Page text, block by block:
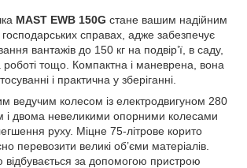
MAST EWB 150G стане вашим надійним
господарських справах, адже забезпечує
вантажів до 150 кг на подвір’ї, в саду,
роботі тощо. Компактна і маневрена, вона
і практична у зберіганні.
ведучим колесом із електродвигуном 280
і двома невеликими опорними колесами
руху. Міцне 75-літрове корито
перевозити великі об’єми матеріалів.
відбувається за допомогою пристрою